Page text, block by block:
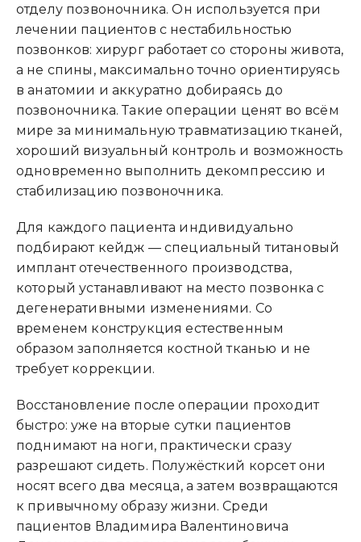
отделу позвоночника. Он используется при
лечении пациентов с нестабильностью
позвонков: хирург работает со стороны живота,
а не спины, максимально точно ориентируясь
в анатомии и аккуратно добираясь до
позвоночника. Такие операции ценят во всём
мире за минимальную травматизацию тканей,
хороший визуальный контроль и возможность
одновременно выполнить декомпрессию и
стабилизацию позвоночника.
Для каждого пациента индивидуально
подбирают кейдж — специальный титановый
имплант отечественного производства,
который устанавливают на место позвонка с
дегенеративными изменениями. Со
временем конструкция естественным
образом заполняется костной тканью и не
требует коррекции.
Восстановление после операции проходит
быстро: уже на вторые сутки пациентов
поднимают на ноги, практически сразу
разрешают сидеть. Полужёсткий корсет они
носят всего два месяца, а затем возвращаются
к привычному образу жизни. Среди
пациентов Владимира Валентиновича